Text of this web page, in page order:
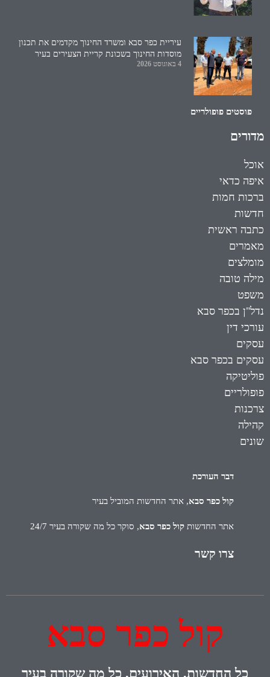
עיריית כפר סבא ומשרד החינוך מקדמים את תכנון
מוסדות החינוך בשכונת קריית הצעירים בעיר
4 באוגוסט 2026
פוסטים פופולריים
מדורים
אוכל
איפה כדאי
ברכות חמות
חדשות
כתבה ראשית
מאמרים
מומלצים
מילה טובה
משפט
נדל"ן בכפר סבא
עורכי דין
עסקים
עסקים בכפר סבא
פוליטיקה
פופולריים
צרכנות
קהילה
שונים
דבר העורכת
קול כפר סבא, אתר החדשות המוביל בעיר
אתר החדשות קול כפר סבא, סוקר כל מה שקורה בעיר 24/7
צרו קשר
קול כפר סבא
כל החדשות, האירועים, כל מה שקורה בעיר